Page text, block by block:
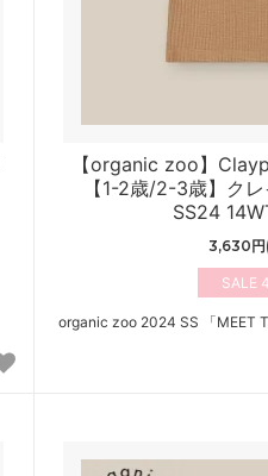
【organic zoo】
【1-2歳/2-3歳】ク
SS24
3,630
organic zoo 2024 SS 「MEET